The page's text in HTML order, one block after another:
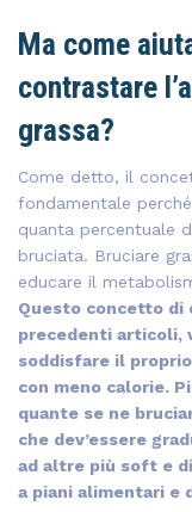
Ma come
contrastare
grassa?
Come detto, il
fondamentale
quanta percentuale
bruciata. Bruciare
educare il
Questo concetto di
precedenti articoli,
soddisfare il
con meno calorie.
quante se ne
che dev’essere
ad altre più soft e
a piani alimentari e